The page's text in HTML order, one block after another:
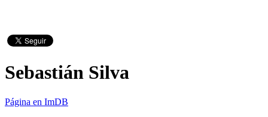
Sebastián Silva
Página en ImDB